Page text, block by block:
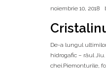
noiembrie 10, 2018
De-a lungul
hidrogafic – râul
chei.Piemonturile,